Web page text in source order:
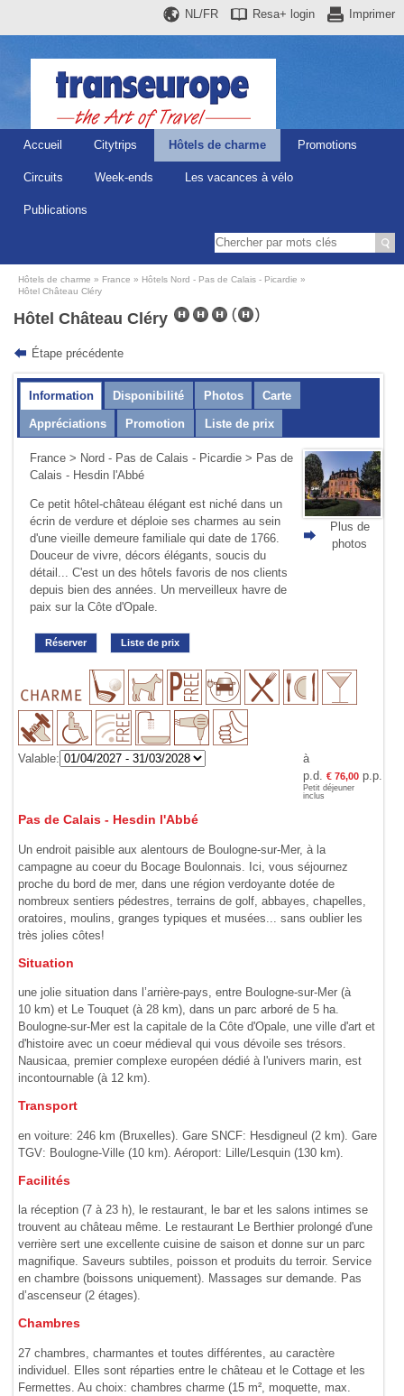
Imprimer
Resa+ login
NL/FR
Accueil Citytrips Hôtels de charme Promotions
Circuits Week-ends Les vacances à vélo
Publications
Hôtels de charme France
Hôtels Nord - Pas de Calais - Picardie
Hôtel Château Cléry
Hôtel Château Cléry
Étape précédente
Information Disponibilité Photos Carte
Appréciations Promotion Liste de prix
France > Nord - Pas de Calais - Picardie > Pas de
Calais - Hesdin l'Abbé
Ce petit hôtel-château élégant est niché dans un
écrin de verdure et déploie ses charmes au sein
d'une vieille demeure familiale qui date de 1766.
Douceur de vivre, décors élégants, soucis du
détail... C'est un des hôtels favoris de nos clients
depuis bien des années. Un merveilleux havre de
paix sur la Côte d'Opale.
Réserver Liste de prix
Plus de
photos
Valable:
à
p.d.
€ 76,00p.p.
Petit déjeuner
inclus
Pas de Calais - Hesdin l'Abbé
Un endroit paisible aux alentours de Boulogne-sur-Mer, à la
campagne au coeur du Bocage Boulonnais. Ici, vous séjournez
proche du bord de mer, dans une région verdoyante dotée de
nombreux sentiers pédestres, terrains de golf, abbayes, chapelles,
oratoires, moulins, granges typiques et musées... sans oublier les
très jolies côtes!
Situation
une jolie situation dans l’arrière-pays, entre Boulogne-sur-Mer (à
10 km) et Le Touquet (à 28 km), dans un parc arboré de 5 ha.
Boulogne-sur-Mer est la capitale de la Côte d'Opale, une ville d'art et
d'histoire avec un coeur médieval qui vous dévoile ses trésors.
Nausicaa, premier complexe européen dédié à l'univers marin, est
incontournable (à 12 km).
Transport
en voiture: 246 km (Bruxelles). Gare SNCF: Hesdigneul (2 km). Gare
TGV: Boulogne-Ville (10 km). Aéroport: Lille/Lesquin (130 km).
Facilités
la réception (7 à 23 h), le restaurant, le bar et les salons intimes se
trouvent au château même. Le restaurant Le Berthier prolongé d'une
verrière sert une excellente cuisine de saison et donne sur un parc
magnifique. Saveurs subtiles, poisson et produits du terroir. Service
en chambre (boissons uniquement). Massages sur demande. Pas
d’ascenseur (2 étages).
Chambres
27 chambres, charmantes et toutes différentes, au caractère
individuel. Elles sont réparties entre le château et le Cottage et les
Fermettes. Au choix: chambres charme (15 m², moquette, max.